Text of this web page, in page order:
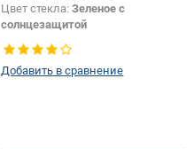
Цвет стекла:Зеленое с
солнцезащитой
Тип стекла:Боковое стекло левое
Добавить в сравнение